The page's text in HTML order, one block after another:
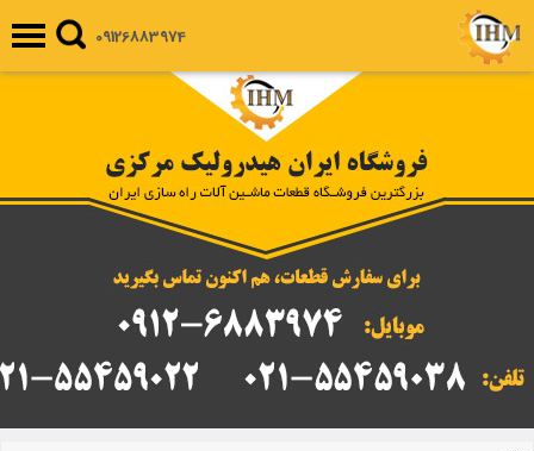
09126883974